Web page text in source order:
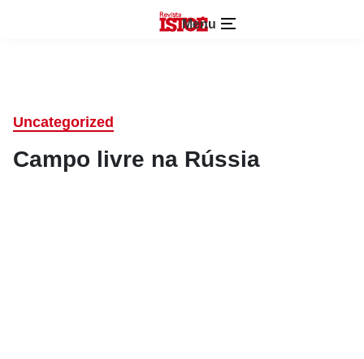
Menu
Uncategorized
Campo livre na Rússia